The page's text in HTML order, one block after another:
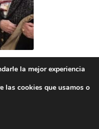
la mejor experiencia
las cookies que usamos o